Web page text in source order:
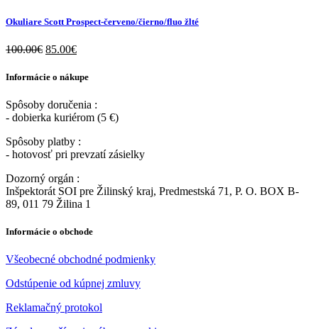
Okuliare Scott Prospect-červeno/čierno/fluo žlté
100.00€ 85.00€
Informácie o nákupe
Spôsoby doručenia :
- dobierka kuriérom (5 €)
Spôsoby platby :
- hotovosť pri prevzatí zásielky
Dozorný orgán :
Inšpektorát SOI pre Žilinský kraj, Predmestská 71, P. O. BOX B-
89, 011 79 Žilina 1
Informácie o obchode
Všeobecné obchodné podmienky
Odstúpenie od kúpnej zmluvy
Reklamačný protokol